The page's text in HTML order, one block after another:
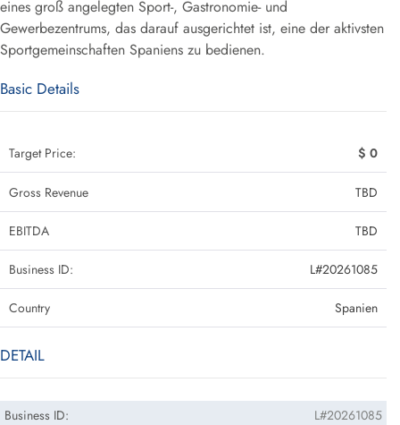
eines groß angelegten Sport-, Gastronomie- und
Gewerbezentrums, das darauf ausgerichtet ist, eine der aktivsten
Sportgemeinschaften Spaniens zu bedienen.
Basic Details
Target Price: $ 0
Gross Revenue TBD
EBITDA TBD
Business ID: L#20261085
Country Spanien
DETAIL
Business ID:
L#20261085